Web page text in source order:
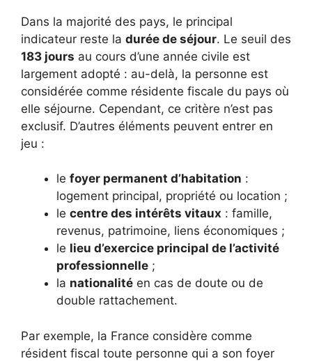
Dans la majorité des pays, le principal
indicateur reste la durée de séjour. Le seuil des
183 jours au cours d’une année civile est
largement adopté : au-delà, la personne est
considérée comme résidente fiscale du pays où
elle séjourne. Cependant, ce critère n’est pas
exclusif. D’autres éléments peuvent entrer en
jeu :
le foyer permanent d’habitation :
logement principal, propriété ou location ;
le centre des intérêts vitaux : famille,
revenus, patrimoine, liens économiques ;
le lieu d’exercice principal de l’activité
professionnelle ;
la nationalité en cas de doute ou de
double rattachement.
Par exemple, la France considère comme
résident fiscal toute personne qui a son foyer